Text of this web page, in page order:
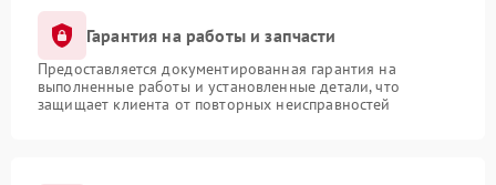
Гарантия на работы и запчасти
Предоставляется документированная гарантия на
выполненные работы и установленные детали, что
защищает клиента от повторных неисправностей